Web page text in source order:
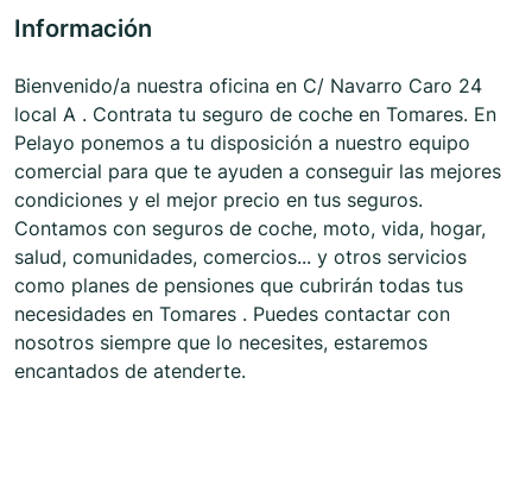
Información
Bienvenido/a nuestra oficina en C/ Navarro Caro 24
local A . Contrata tu seguro de coche en Tomares. En
Pelayo ponemos a tu disposición a nuestro equipo
comercial para que te ayuden a conseguir las mejores
condiciones y el mejor precio en tus seguros.
Contamos con seguros de coche, moto, vida, hogar,
salud, comunidades, comercios... y otros servicios
como planes de pensiones que cubrirán todas tus
necesidades en Tomares . Puedes contactar con
nosotros siempre que lo necesites, estaremos
encantados de atenderte.